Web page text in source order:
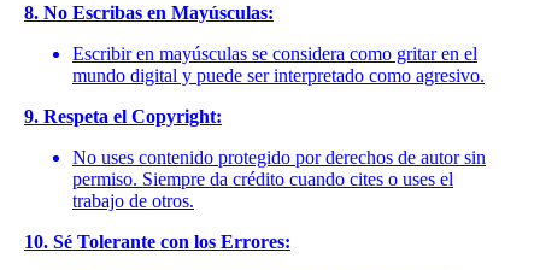
8. No Escribas en Mayúsculas:
Escribir en mayúsculas se considera como gritar en el
mundo digital y puede ser interpretado como agresivo.
9. Respeta el Copyright:
No uses contenido protegido por derechos de autor sin
permiso. Siempre da crédito cuando cites o uses el
trabajo de otros.
10. Sé Tolerante con los Errores: